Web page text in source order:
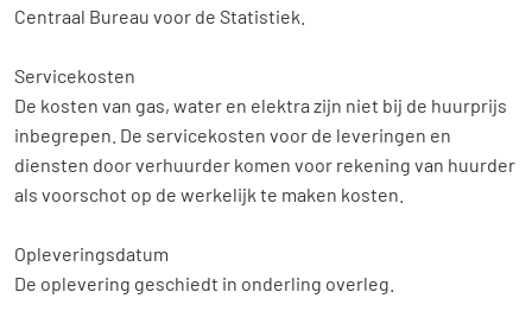
Centraal Bureau voor de Statistiek.
Servicekosten
De kosten van gas, water en elektra zijn niet bij de huurprijs
inbegrepen. De servicekosten voor de leveringen en
diensten door verhuurder komen voor rekening van huurder
als voorschot op de werkelijk te maken kosten.
Opleveringsdatum
De oplevering geschiedt in onderling overleg.